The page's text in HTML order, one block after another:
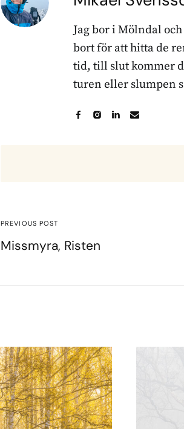
Jag bor i Mölndal
bort för att hitta de
tid, till slut kommer
turen eller slumpen
PREVIOUS POST
Missmyra, Risten